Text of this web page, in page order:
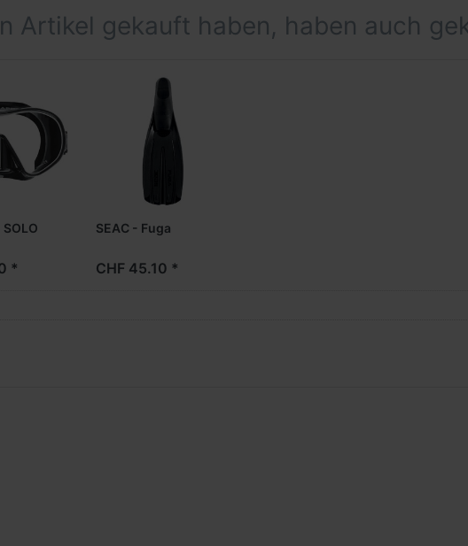
Artikel gekauft haben, haben auch
*
SEAC - Fuga
CHF 45.10 *